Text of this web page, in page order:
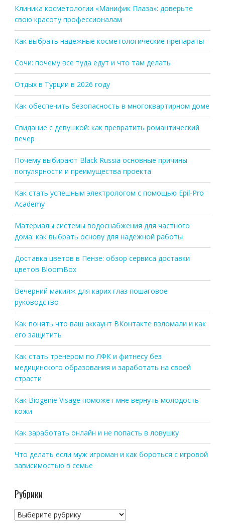
Клиника косметологии «Манифик Плаза»: доверьте
свою красоту профессионалам
Как выбрать надёжные косметологические препараты
Сочи: почему все туда едут и что там делать
Отдых в Турции в 2026 году
Как обеспечить безопасность в многоквартирном доме
Свидание с девушкой: как превратить романтический
вечер
Почему выбирают Black Russia основные причины
популярности и преимущества проекта
Как стать успешным электрологом с помощью Epil-Pro
Academy
Материалы системы водоснабжения для частного
дома: как выбрать основу для надежной работы
Доставка цветов в Пензе: обзор сервиса доставки
цветов BloomBox
Вечерний макияж для карих глаз пошаговое
руководство
Как понять что ваш аккаунт ВКонтакте взломали и как
его защитить
Как стать тренером по ЛФК и фитнесу без
медицинского образования и заработать на своей
страсти
Как Biogenie Visage поможет мне вернуть молодость
кожи
Как заработать онлайн и не попасть в ловушку
Что делать если муж игроман и как бороться с игровой
зависимостью в семье
Рубрики
Рубрики